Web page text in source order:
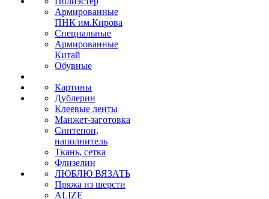
Армированные
ПНК им.Кирова
Специальные
Армированные
Китай
Обувные
Картины
Дублерин
Клеевые ленты
Манжет-заготовка
Синтепон,
наполнитель
Ткань, сетка
Флизелин
ЛЮБЛЮ ВЯЗАТЬ
Пряжа из шерсти
ALIZE